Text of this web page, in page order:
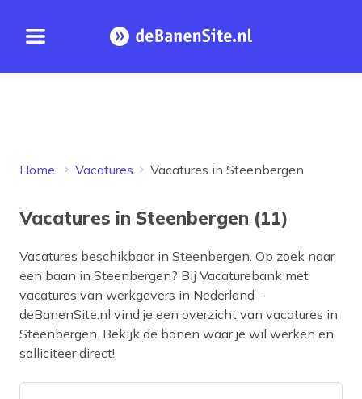
Open menu Homepage
Home Vacatures Vacatures in Steenbergen
Vacatures in Steenbergen (11)
Vacatures beschikbaar in Steenbergen. Op zoek naar
een baan in Steenbergen? Bij Vacaturebank met
vacatures van werkgevers in Nederland -
deBanenSite.nl vind je een overzicht van vacatures in
Steenbergen. Bekijk de banen waar je wil werken en
solliciteer direct!